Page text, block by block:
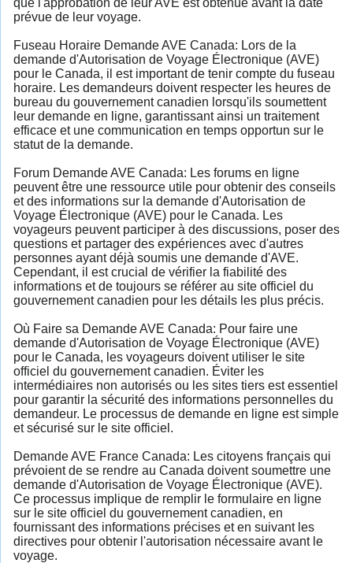
prévue de leur voyage.
Fuseau Horaire Demande AVE Canada: Lors de la
demande d'Autorisation de Voyage Électronique (AVE)
pour le Canada, il est important de tenir compte du fuseau
horaire. Les demandeurs doivent respecter les heures de
bureau du gouvernement canadien lorsqu'ils soumettent
leur demande en ligne, garantissant ainsi un traitement
efficace et une communication en temps opportun sur le
statut de la demande.
Forum Demande AVE Canada: Les forums en ligne
peuvent être une ressource utile pour obtenir des conseils
et des informations sur la demande d'Autorisation de
Voyage Électronique (AVE) pour le Canada. Les
voyageurs peuvent participer à des discussions, poser des
questions et partager des expériences avec d'autres
personnes ayant déjà soumis une demande d'AVE.
Cependant, il est crucial de vérifier la fiabilité des
informations et de toujours se référer au site officiel du
gouvernement canadien pour les détails les plus précis.
Où Faire sa Demande AVE Canada: Pour faire une
demande d'Autorisation de Voyage Électronique (AVE)
pour le Canada, les voyageurs doivent utiliser le site
officiel du gouvernement canadien. Éviter les
intermédiaires non autorisés ou les sites tiers est essentiel
pour garantir la sécurité des informations personnelles du
demandeur. Le processus de demande en ligne est simple
et sécurisé sur le site officiel.
Demande AVE France Canada: Les citoyens français qui
prévoient de se rendre au Canada doivent soumettre une
demande d'Autorisation de Voyage Électronique (AVE).
Ce processus implique de remplir le formulaire en ligne
sur le site officiel du gouvernement canadien, en
fournissant des informations précises et en suivant les
directives pour obtenir l'autorisation nécessaire avant le
voyage.